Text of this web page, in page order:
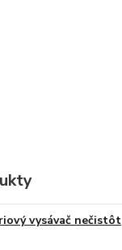
vysávač nečistôt